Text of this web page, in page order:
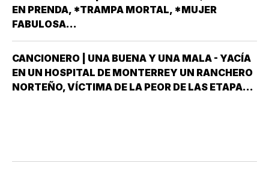
HAY EN VERACRUZ POR EL PARTIDO MORENA,
DESPUÉS QUE NO…
EN PRENDA, *TRAMPA MORTAL, *MUJER
FABULOSA...
CANCIONERO | UNA BUENA Y UNA MALA - YACÍA
EN UN HOSPITAL DE MONTERREY UN RANCHERO
NORTEÑO, VÍCTIMA DE LA PEOR DE LAS ETAPAS